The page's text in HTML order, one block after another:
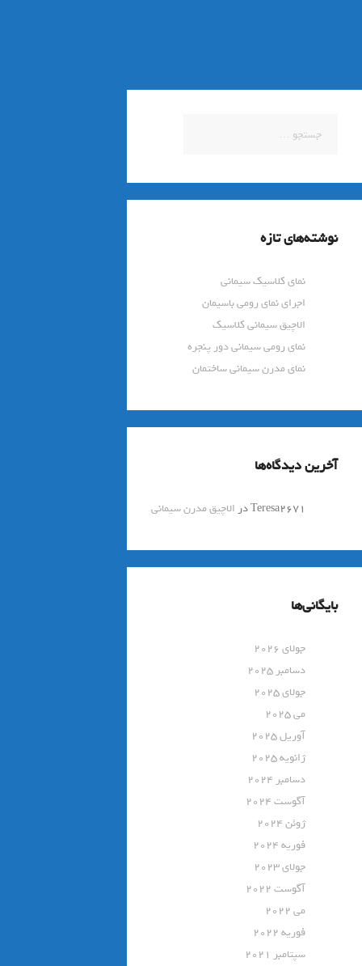
برای:
نوشته‌های تازه
نمای کلاسیک سیمانی
اجرای نمای رومی باسیمان
الاچیق سیمانی کلاسیک
نمای رومی سیمانی دور پنجره
نمای مدرن سیمانی ساختمان
آخرین دیدگاه‌ها
Teresa2671در الاچیق مدرن سیمانی
بایگانی‌ها
جولای 2026
دسامبر 2025
جولای 2025
می 2025
آوریل 2025
ژانویه 2025
دسامبر 2024
آگوست 2024
ژوئن 2024
فوریه 2024
جولای 2023
آگوست 2022
می 2022
فوریه 2022
سپتامبر 2021